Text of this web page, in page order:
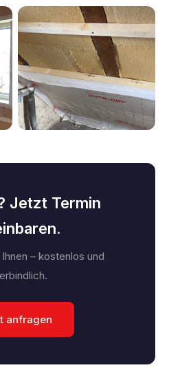
Jetzt Termin
– kostenlos und
anfragen